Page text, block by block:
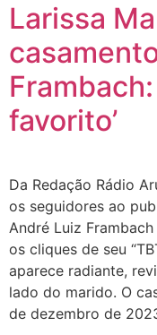
Larissa
favorito’
Da Redação Rádio
os seguidores ao
André Luiz
os cliques de seu
aparece radiante,
lado do marido. O
de dezembro de